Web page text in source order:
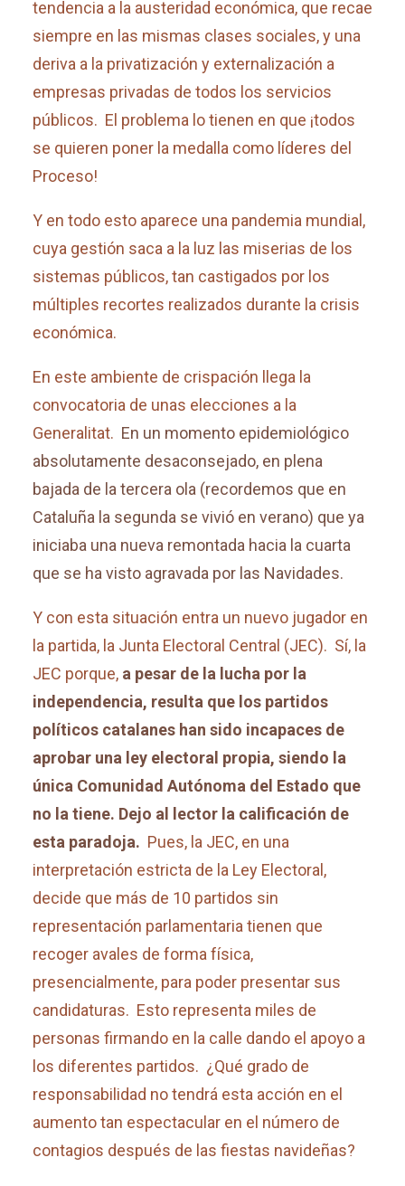
tendencia a la austeridad económica, que recae
siempre en las mismas clases sociales, y una
deriva a la privatización y externalización a
empresas privadas de todos los servicios
públicos. El problema lo tienen en que ¡todos
se quieren poner la medalla como líderes del
Proceso!
Y en todo esto aparece una pandemia mundial,
cuya gestión saca a la luz las miserias de los
sistemas públicos, tan castigados por los
múltiples recortes realizados durante la crisis
económica.
En este ambiente de crispación llega la
convocatoria de unas elecciones a la
Generalitat. En un momento epidemiológico
absolutamente desaconsejado, en plena
bajada de la tercera ola (recordemos que en
Cataluña la segunda se vivió en verano) que ya
iniciaba una nueva remontada hacia la cuarta
que se ha visto agravada por las Navidades.
Y con esta situación entra un nuevo jugador en
la partida, la Junta Electoral Central (JEC). Sí, la
JEC porque, a pesar de la lucha por la
independencia, resulta que los partidos
políticos catalanes han sido incapaces de
aprobar una ley electoral propia, siendo la
única Comunidad Autónoma del Estado que
no la tiene. Dejo al lector la calificación de
esta paradoja. Pues, la JEC, en una
interpretación estricta de la Ley Electoral,
decide que más de 10 partidos sin
representación parlamentaria tienen que
recoger avales de forma física,
presencialmente, para poder presentar sus
candidaturas. Esto representa miles de
personas firmando en la calle dando el apoyo a
los diferentes partidos. ¿Qué grado de
responsabilidad no tendrá esta acción en el
aumento tan espectacular en el número de
contagios después de las fiestas navideñas?